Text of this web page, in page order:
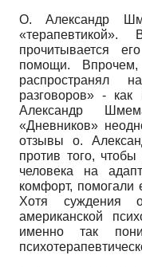
О. Александр
прочитывается
помощи. Впрочем,
разговоров» -
Александр
«Дневников»
отзывы о.
против того,
человека на
комфорт, помогали
Хотя суждения
американской
именно так